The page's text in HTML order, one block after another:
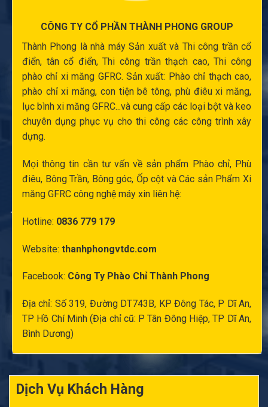
CÔNG TY CỔ PHẦN THÀNH PHONG GROUP
Thành Phong là nhà máy Sản xuất và Thi công trần cổ
điển, tân cổ điển,Thi công trần thạch cao,Thi công
phào chỉ xi măng GFRC. Sản xuất: Phào chỉ thạch cao,
phào chỉ xi măng, con tiện bê tông, phù điêu xi măng,
lục bình xi măng GFRC...và cung cấp các loại bột và keo
chuyên dụng phục vụ cho thi công các công trình xây
dựng.
Mọi thông tin cần tư vấn về sản phẩm Phào chỉ, Phù
điêu, Bông Trần, Bông góc, Ốp cột và Các sản Phẩm Xi
măng GFRC công nghệ máy xin liên hệ:
Hotline: 0836 779 179
Website: thanhphongvtdc.com
Facebook: Công Ty Phào Chỉ Thành Phong
Địa chỉ: Số 319, Đường DT743B, KP Đông Tác, P Dĩ An,
TP Hồ Chí Minh (Địa chỉ cũ: P Tân Đông Hiệp, TP Dĩ An,
Bình Dương)
Dịch Vụ Khách Hàng